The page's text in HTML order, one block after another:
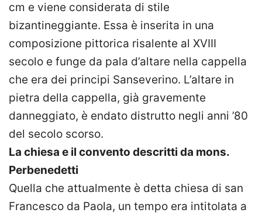
cm e viene considerata di stile
bizantineggiante. Essa è inserita in una
composizione pittorica risalente al XVIII
secolo e funge da pala d’altare nella cappella
che era dei principi Sanseverino. L’altare in
pietra della cappella, già gravemente
danneggiato, è endato distrutto negli anni ’80
del secolo scorso.
La chiesa e il convento descritti da mons.
Perbenedetti
Quella che attualmente è detta chiesa di san
Francesco da Paola, un tempo era intitolata a